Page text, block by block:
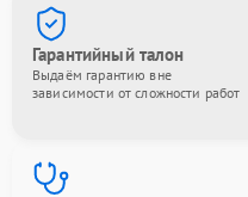
Гарантийный талон
Выдаём гарантию вне
зависимости от сложности работ